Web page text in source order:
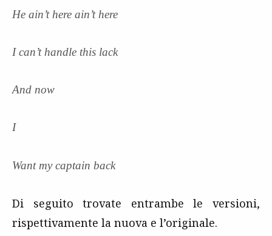
He ain’t here ain’t here
I can’t handle this lack
And now
I
Want my captain back
Di seguito trovate entrambe le versioni,
rispettivamente la nuova e l’originale.